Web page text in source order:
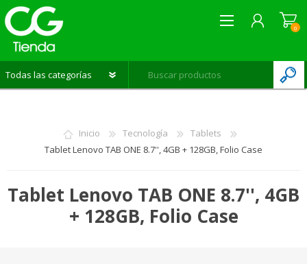
LISTA DE DESEOS
0
Inicio Tecnología
Tablets
Tablet Lenovo TAB ONE 8.7'', 4GB + 128GB, Folio Case
Tablet Lenovo TAB ONE 8.7'', 4GB
+ 128GB, Folio Case